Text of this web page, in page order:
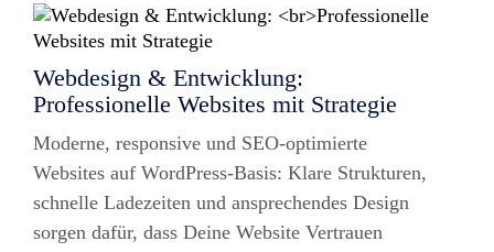
Webdesign & Entwicklung:
Professionelle Websites mit Strategie
Moderne, responsive und SEO-optimierte
Websites auf WordPress-Basis: Klare Strukturen,
schnelle Ladezeiten und ansprechendes Design
sorgen dafür, dass Deine Website Vertrauen